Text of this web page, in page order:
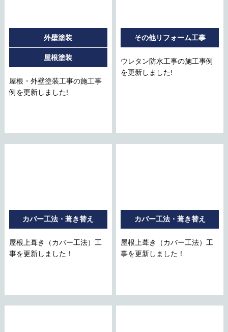
外壁塗装
屋根塗装
屋根・外壁塗装工事の施工事
例を更新しました!
その他リフォーム工事
ウレタン防水工事の施工事例
を更新しました!
カバー工法・葺き替え
屋根上葺き（カバー工法）工
事を更新しました！
カバー工法・葺き替え
屋根上葺き（カバー工法）工
事を更新しました！